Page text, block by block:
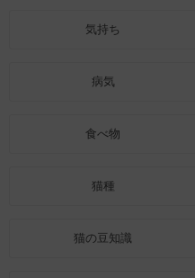
気持ち
病気
食べ物
猫種
猫の豆知識